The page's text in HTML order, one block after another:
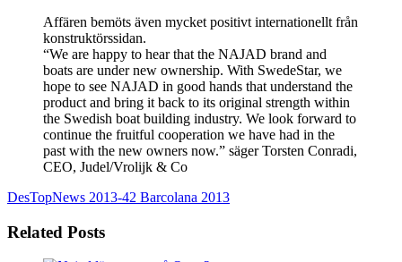
Affären bemöts även mycket positivt internationellt från
konstruktörssidan.
“We are happy to hear that the NAJAD brand and
boats are under new ownership. With SwedeStar, we
hope to see NAJAD in good hands that understand the
product and bring it back to its original strength within
the Swedish boat building industry. We look forward to
continue the fruitful cooperation we have had in the
past with the new owners now.” säger Torsten Conradi,
CEO, Judel/Vrolijk & Co
DesTopNews 2013-42 Barcolana 2013
Related Posts